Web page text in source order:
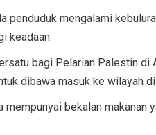
penduduk mengalami
keadaan.
bagi Pelarian Palestin di
dibawa masuk ke wilayah
bekalan makanan